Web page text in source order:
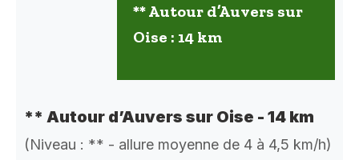
** Autour d’Auvers sur
Oise : 14 km
** Autour d’Auvers sur Oise - 14 km
(Niveau : ** - allure moyenne de 4 à 4,5 km/h)